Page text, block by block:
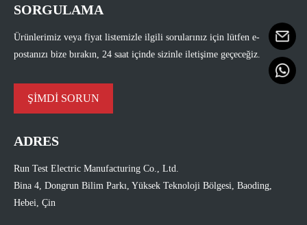
SORGULAMA
Ürünlerimiz veya fiyat listemizle ilgili sorularınız için lütfen e-
postanızı bize bırakın, 24 saat içinde sizinle iletişime geçeceğiz.
ŞİMDİ SORUN
ADRES
Run Test Electric Manufacturing Co., Ltd.
Bina 4, Dongrun Bilim Parkı, Yüksek Teknoloji Bölgesi, Baoding,
Hebei, Çin